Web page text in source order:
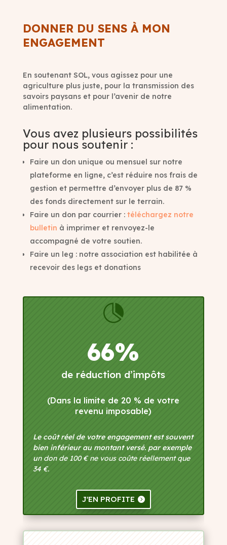
DONNER DU SENS À MON
ENGAGEMENT
En soutenant SOL, vous agissez pour une
agriculture plus juste, pour la transmission des
savoirs paysans et pour l’avenir de notre
alimentation.
Vous avez plusieurs possibilités
pour nous soutenir :
Faire un don unique ou mensuel sur notre
plateforme en ligne, c’est réduire nos frais de
gestion et permettre d’envoyer plus de 87 %
des fonds directement sur le terrain.
Faire un don par courrier : téléchargez notre
bulletin à imprimer et renvoyez-le
accompagné de votre soutien.
Faire un leg : notre association est habilitée à
recevoir des legs et donations

66%
de réduction d’impôts
(Dans la limite de 20 % de votre
revenu imposable)
Le coût réel de votre engagement est souvent
bien inférieur au montant versé. par exemple
un don de 100 € ne vous coûte réellement que
34 €.
J'EN PROFITE